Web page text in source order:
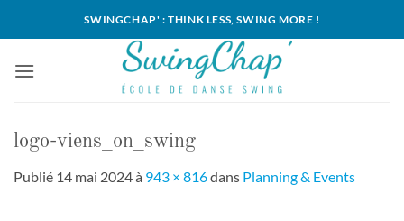
SWINGCHAP' : THINK LESS, SWING MORE !
logo-viens_on_swing
Publié 14 mai 2024à 943 × 816dans Planning & Events